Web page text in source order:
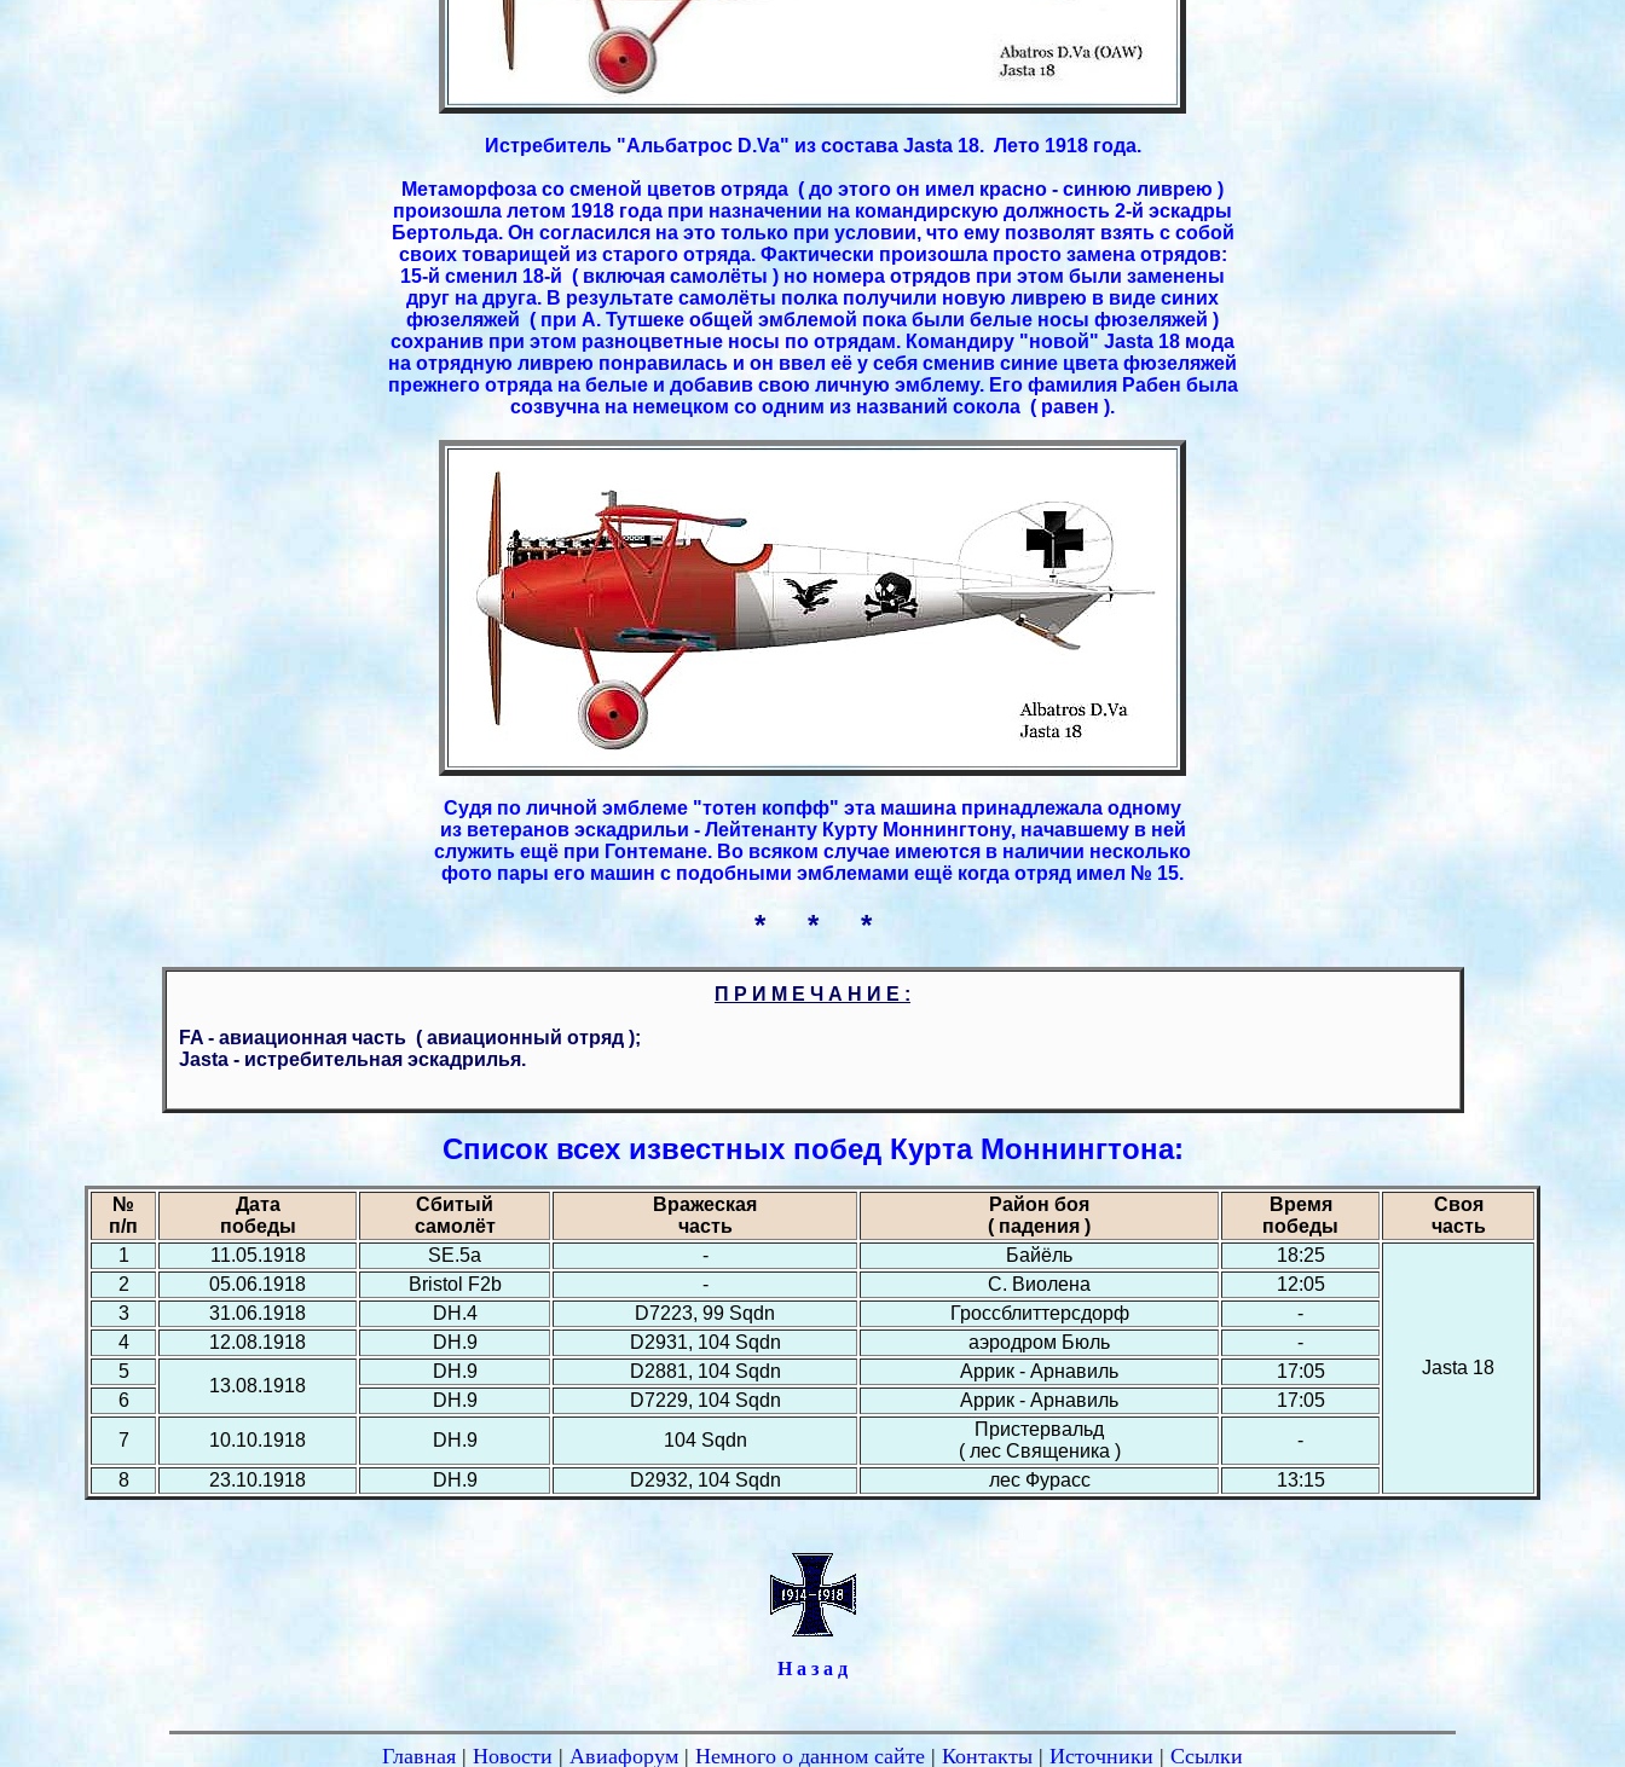
Истребитель "Альбатрос D.Va" из состава Jasta 18. Лето 1918 года.
Метаморфоза со сменой цветов отряда ( до этого он имел красно - синюю ливрею )
произошла летом 1918 года при назначении на командирскую должность 2-й эскадры
Бертольда. Он согласился на это только при условии, что ему позволят взять с собой
своих товарищей из старого отряда. Фактически произошла просто замена отрядов:
15-й сменил 18-й ( включая самолёты ) но номера отрядов при этом были заменены
друг на друга. В результате самолёты полка получили новую ливрею в виде синих
фюзеляжей ( при А. Тутшеке общей эмблемой пока были белые носы фюзеляжей )
сохранив при этом разноцветные носы по отрядам. Командиру "новой" Jasta 18 мода
на отрядную ливрею понравилась и он ввел её у себя сменив синие цвета фюзеляжей
прежнего отряда на белые и добавив свою личную эмблему. Его фамилия Рабен была
созвучна на немецком со одним из названий сокола ( равен ).
Судя по личной эмблеме "тотен копфф" эта машина принадлежала одному
из ветеранов эскадрильи - Лейтенанту Курту Моннингтону, начавшему в ней
служить ещё при Гонтемане. Во всяком случае имеются в наличии несколько
фото пары его машин с подобными эмблемами ещё когда отряд имел № 15.
* * *
П Р И М Е Ч А Н И Е :
FA - авиационная часть ( авиационный отряд );
Jasta - истребительная эскадрилья.
Список всех известных побед Курта Моннингтона:
№
п/п
Дата
победы
Сбитый
самолёт
Вражеская
часть
Район боя
( падения )
Время
победы
Своя
часть
1
11.05.1918 SE.5a - Байёль 18:25
Jasta 18
2 05.06.1918 Bristol F2b - С. Виолена
12:05
3
31.06.1918 DH.4 D7223, 99 Sqdn Гроссблиттерсдорф
-
4
12.08.1918 DH.9 D2931, 104 Sqdn аэродром Бюль
-
5
13.08.1918
DH.9 D2881, 104 Sqdn Аррик - Арнавиль
17:05
6
DH.9 D7229, 104 Sqdn Аррик - Арнавиль
17:05
7
10.10.1918 DH.9 104 Sqdn
Пристервальд
( лес Священика )
-
8
23.10.1918 DH.9 D2932, 104 Sqdn лес Фурасс 13:15
Н а з а д
Главная | Новости | Авиафорум | Немного о данном сайте | Контакты | Источники | Ссылки